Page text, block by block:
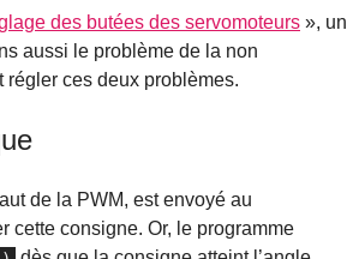
des butées des servomoteurs », un
aussi le problème de la non
ces deux problèmes.
de la PWM, est envoyé au
cette consigne. Or, le programme